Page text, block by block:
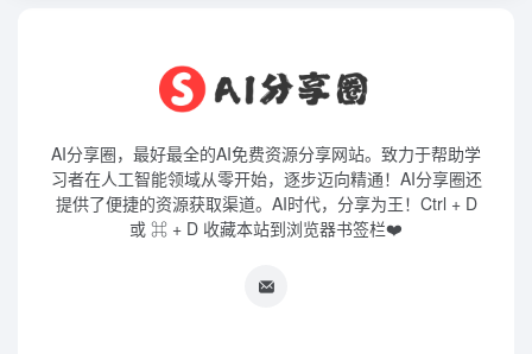
AI分享圈，最好最全的AI免费资源分享网站。致力于帮助学
习者在人工智能领域从零开始，逐步迈向精通！AI分享圈还
提供了便捷的资源获取渠道。AI时代，分享为王！Ctrl + D
或 ⌘ + D 收藏本站到浏览器书签栏❤️